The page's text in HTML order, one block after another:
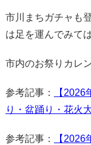
市川まちガチャも
は足を運んでみて
市内のお祭りカレ
参考記事：
【
り・盆踊り・花火
参考記事：
【